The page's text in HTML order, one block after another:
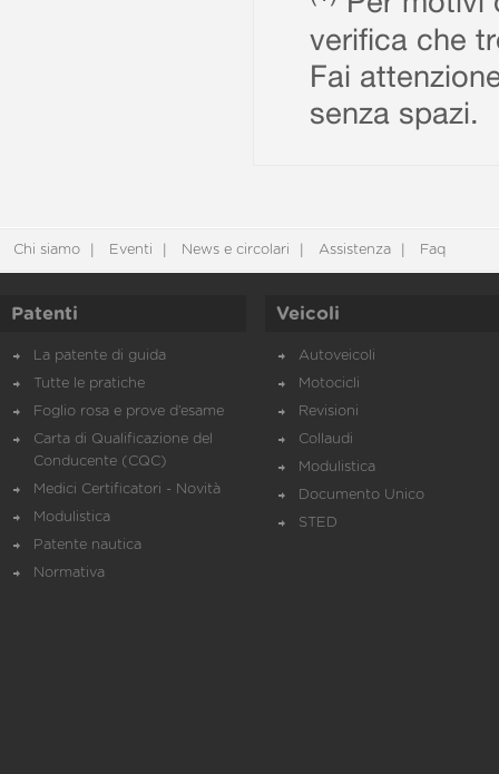
verifica che
Fai
senza spazi.
Chi siamo Eventi News e circolari Assistenza Faq
Patenti
La patente di guida
Tutte le pratiche
Foglio rosa e prove d’esame
Carta di Qualificazione del
Conducente (CQC)
Medici Certificatori - Novità
Modulistica
Patente nautica
Normativa
Veicoli
Autoveicoli
Motocicli
Revisioni
Collaudi
Modulistica
Documento Unico
STED